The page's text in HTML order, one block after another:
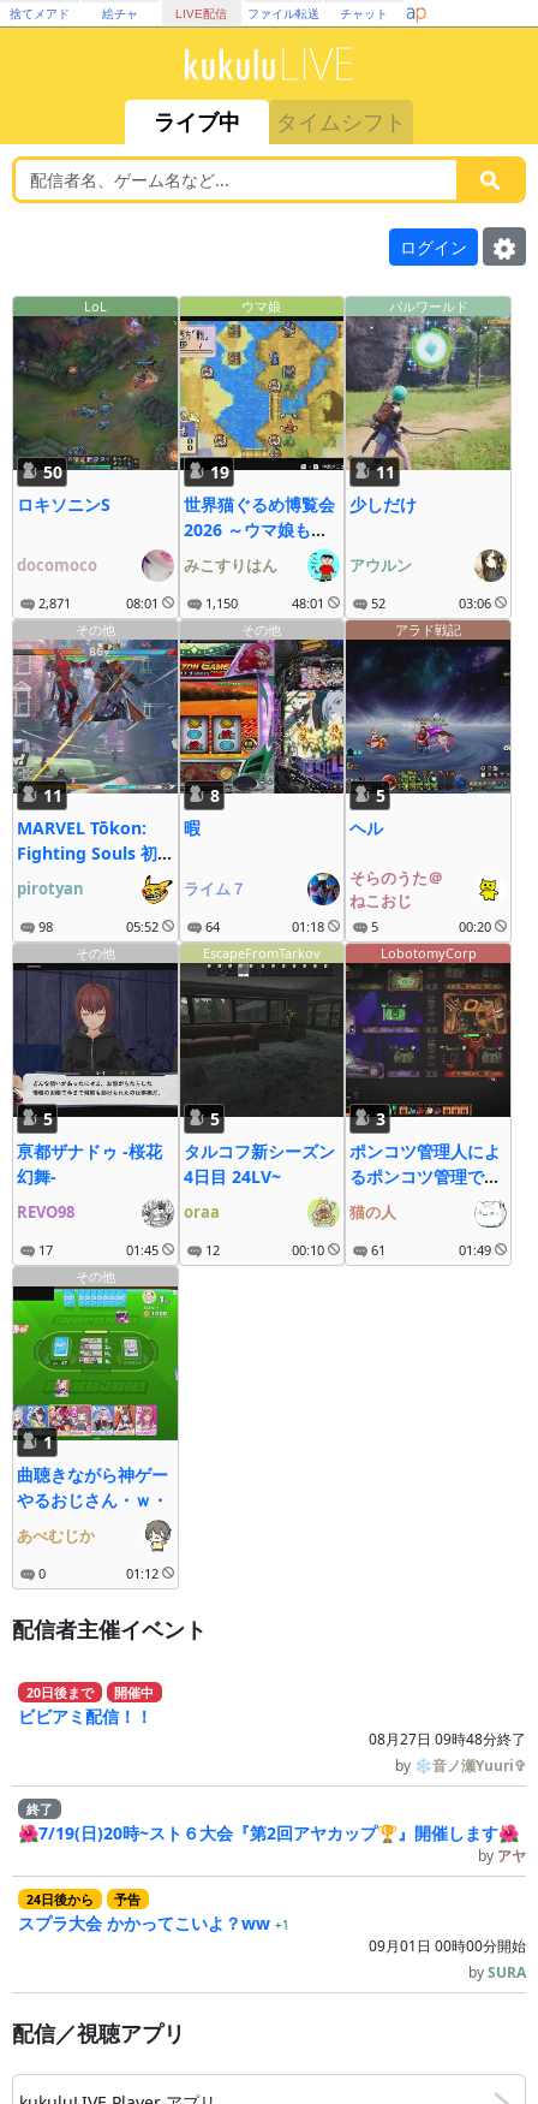
捨てメアド 絵チャ LIVE配信 ファイル転送 チャット
ライブ中 タイムシフト
ログイン
LoL
50
ロキソニンS
docomoco
2,871 08:01
ウマ娘
19
世界猫ぐるめ博覧会
2026 ～ウマ娘も大
疾走にゃ～
みこすりはん
1,150 48:01
パルワールド
11
少しだけ
アウルン
52
03:06
その他
11
MARVEL Tōkon:
Fighting Souls 初
見
pirotyan
98 05:52
その他
8
暇
ライム７
64 01:18
アラド戦記
5
ヘル
そらのうた＠
ねこおじ
5
00:20
その他
5
亰都ザナドゥ -桜花
幻舞-
REVO98
17 01:45
EscapeFromTarkov
5
タルコフ新シーズン
4日目 24LV~
oraa
12 00:10
LobotomyCorp
3
ポンコツ管理人によ
るポンコツ管理で50
日目指して！
『Lobotomy
Corporation』 ＃
猫の人
61
01:49
その他
1
曲聴きながら神ゲー
やるおじさん・ｗ・
あべむじか
0 01:12
配信者主催イベント
20日後まで 開催中
ビビアミ配信！！
08月27日 09時48分終了
by ❄音ノ瀬Yuuri✞
終了
🌺7/19(日)20時~スト６大会『第2回アヤカップ🏆』開催します🌺
by アヤ
24日後から 予告
スプラ大会 かかってこいよ？ww +1
09月01日 00時00分開始
bySURA
配信／視聴アプリ